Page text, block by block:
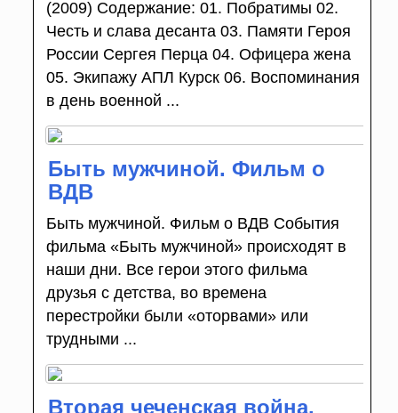
(2009) Содержание: 01. Побратимы 02.
Честь и слава десанта 03. Памяти Героя
России Сергея Перца 04. Офицера жена
05. Экипажу АПЛ Курск 06. Воспоминания
в день военной ...
Быть мужчиной. Фильм о
ВДВ
Быть мужчиной. Фильм о ВДВ События
фильма «Быть мужчиной» происходят в
наши дни. Все герои этого фильма
друзья с детства, во времена
перестройки были «оторвами» или
трудными ...
Вторая чеченская война.